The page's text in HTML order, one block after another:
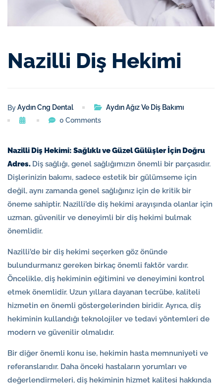
Nazilli Diş Hekimi
ByAydın Cng Dental
Aydın Ağız Ve Diş Bakımı
0 Comments
Nazilli Diş Hekimi: Sağlıklı ve Güzel Gülüşler İçin Doğru
Adres. Diş sağlığı, genel sağlığımızın önemli bir parçasıdır.
Dişlerinizin bakımı, sadece estetik bir gülümseme için
değil, aynı zamanda genel sağlığınız için de kritik bir
öneme sahiptir. Nazilli’de diş hekimi arayışında olanlar için
uzman, güvenilir ve deneyimli bir diş hekimi bulmak
önemlidir.
Nazilli’de bir diş hekimi seçerken göz önünde
bulundurmanız gereken birkaç önemli faktör vardır.
Öncelikle, diş hekiminin eğitimini ve deneyimini kontrol
etmek önemlidir. Uzun yıllara dayanan tecrübe, kaliteli
hizmetin en önemli göstergelerinden biridir. Ayrıca, diş
hekiminin kullandığı teknolojiler ve tedavi yöntemleri de
modern ve güvenilir olmalıdır.
Bir diğer önemli konu ise, hekimin hasta memnuniyeti ve
referanslarıdır. Daha önceki hastaların yorumları ve
değerlendirmeleri, diş hekiminin hizmet kalitesi hakkında